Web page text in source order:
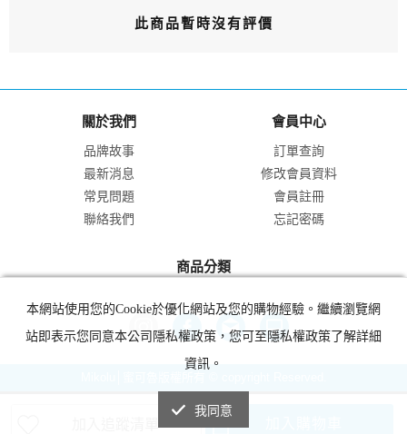
加入追蹤清單
此商品暫時沒有評價
關於我們
品牌故事
最新消息
常見問題
聯絡我們
會員中心
訂單查詢
修改會員資料
會員註冊
忘記密碼
商品分類
本網站使用您的Cookie於優化網站及您的購物經驗。繼續瀏覽網
站即表示您同意本公司隱私權政策，您可至隱私權政策了解詳細
資訊。
我同意